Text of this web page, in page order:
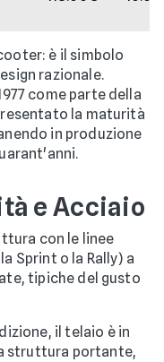
è il simbolo
razionale.
come parte della
la maturità
in produzione
e Acciaio
con le linee
Sprint o la Rally) a
tipiche del gusto
il telaio è in
struttura portante,